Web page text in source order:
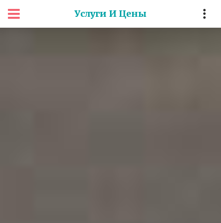
Услуги И Цены